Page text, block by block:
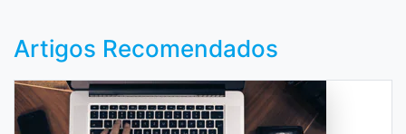
Artigos Recomendados